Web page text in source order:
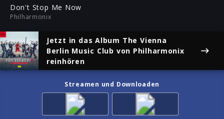
Don't Stop Me Now
Philharmonix
Jetzt in das Album The Vienna
Berlin Music Club von Philharmonix
reinhören
Streamen und Downloaden